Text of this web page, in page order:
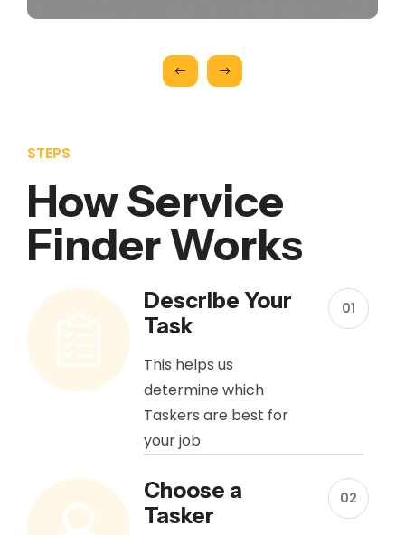
STEPS
How Service
Finder Works
01
Describe Your
Task
This helps us
determine which
Taskers are best for
your job
02
Choose a
Tasker